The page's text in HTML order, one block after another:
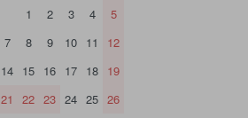
1
2 3 4
5
7 8 9 10 11
12
14 15 16 17 18 19
21 22 23 24 25 26